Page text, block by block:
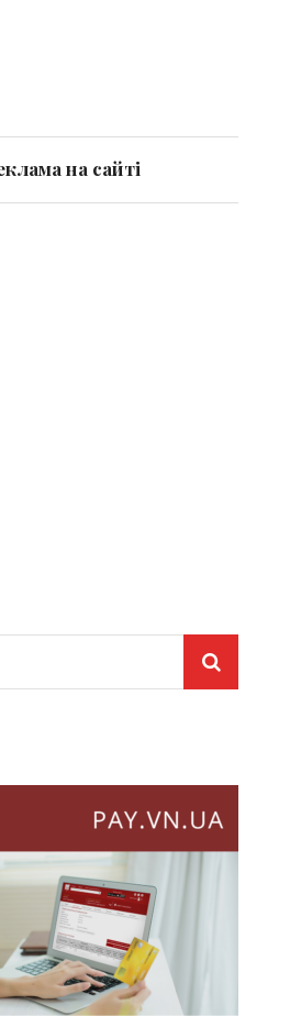
на сайті